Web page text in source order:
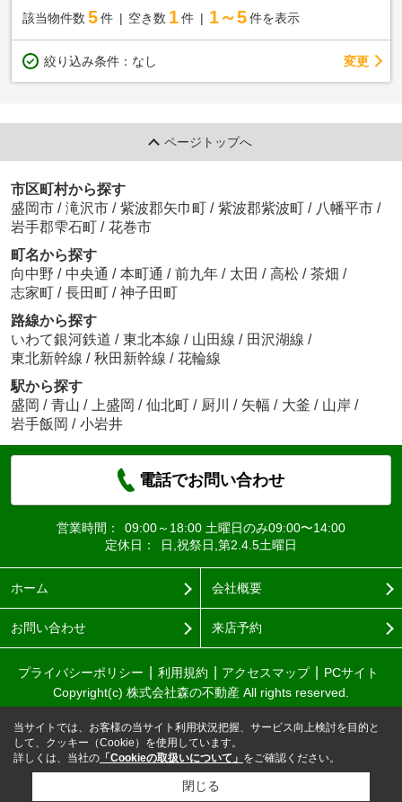
該当物件数 5件 空き数 1 件 1～5 件を表示
絞り込み条件： なし 変更
ページトップへ
市区町村から探す
盛岡市 / 滝沢市 / 紫波郡矢巾町 / 紫波郡紫波町 / 八幡平市 /
岩手郡雫石町 / 花巻市
町名から探す
向中野 / 中央通 / 本町通 / 前九年 / 太田 / 高松 / 茶畑 /
志家町 / 長田町 / 神子田町
路線から探す
いわて銀河鉄道 / 東北本線 / 山田線 / 田沢湖線 /
東北新幹線 / 秋田新幹線 / 花輪線
駅から探す
盛岡 / 青山 / 上盛岡 / 仙北町 / 厨川 / 矢幅 / 大釜 / 山岸 /
岩手飯岡 / 小岩井
電話でお問い合わせ
営業時間：
09:00～18:00 土曜日のみ09:00〜14:00
定休日：
日,祝祭日,第2.4.5土曜日
ホーム 会社概要
お問い合わせ 来店予約
プライバシーポリシー 利用規約 アクセスマップ
PCサイト
Copyright(c) 株式会社森の不動産 All rights reserved.
当サイトでは、お客様の当サイト利用状況把握、サービス向上検討を目的と
して、クッキー（Cookie）を使用しています。
詳しくは、当社の 「Cookieの取扱いについて」 をご確認ください。
閉じる